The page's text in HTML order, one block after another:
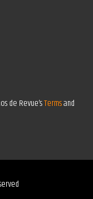
de Revue’sTermsand